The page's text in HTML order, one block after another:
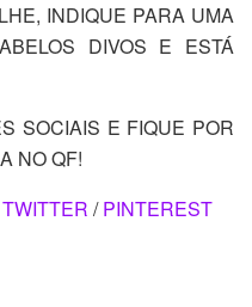
INDIQUE PARA UMA
DIVOS E ESTÁ
SOCIAIS E FIQUE POR
NO QF!
TWITTER /PINTEREST